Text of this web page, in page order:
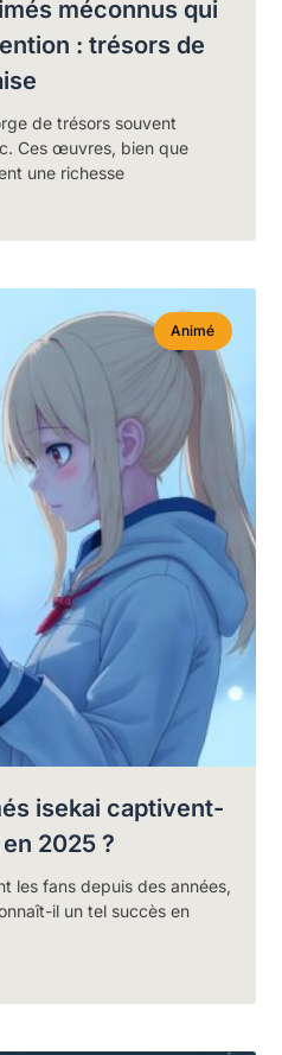
méconnus qui
: trésors de
de trésors souvent
Ces œuvres, bien que
une richesse
Animé
isekai captivent-
2025 ?
les fans depuis des années,
il un tel succès en